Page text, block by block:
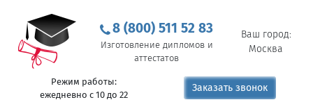
8 (800) 511 52 83
Изготовление дипломов и
аттестатов
Ваш город:
Москва
Режим работы:
ежедневно с 10 до 22
Заказать звонок